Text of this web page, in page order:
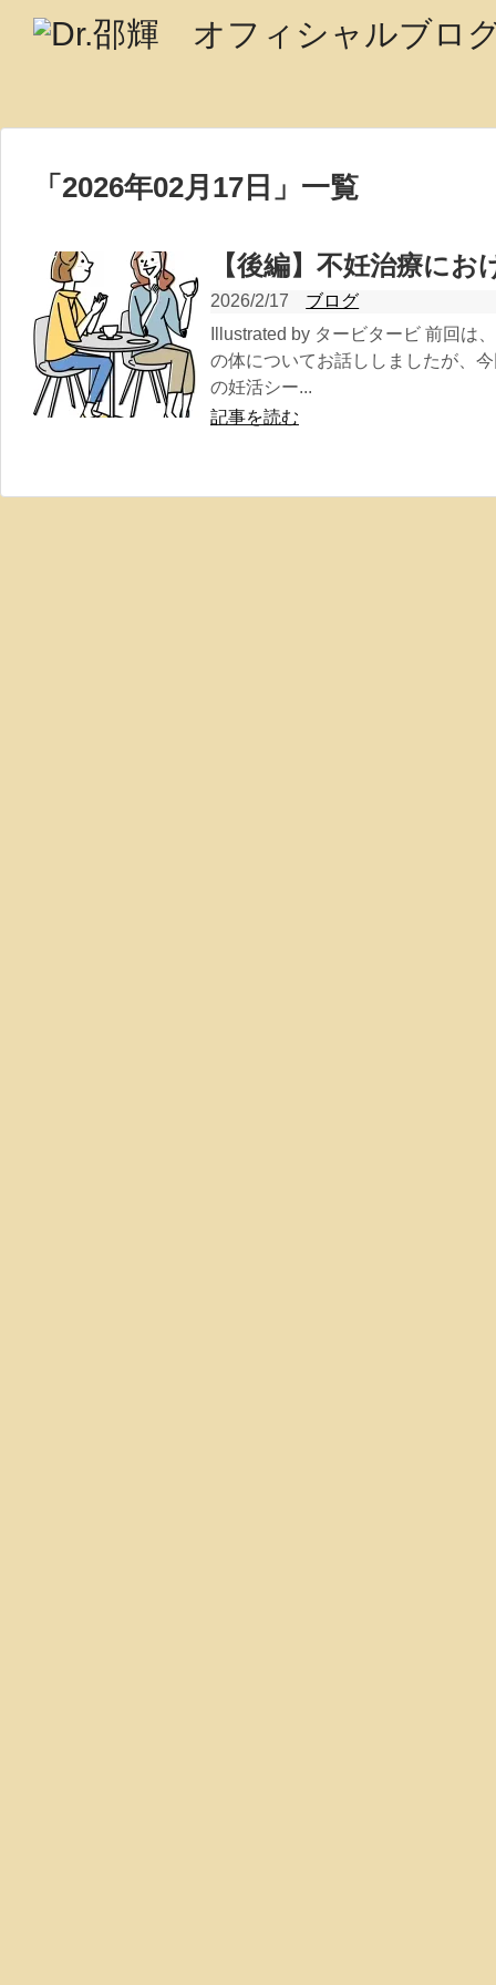
「 2026年02月17日 」 一覧
【後編】不妊治療に
2026/2/17
ブログ
Illustrated by タービタービ 前回は
の体についてお話ししましたが、
の妊活シー...
記事を読む